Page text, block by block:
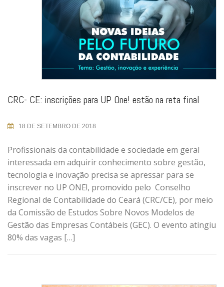
CRC- CE: inscrições para UP One! estão na reta final
18 DE SETEMBRO DE 2018
Profissionais da contabilidade e sociedade em geral
interessada em adquirir conhecimento sobre gestão,
tecnologia e inovação precisa se apressar para se
inscrever no UP ONE!, promovido pelo Conselho
Regional de Contabilidade do Ceará (CRC/CE), por meio
da Comissão de Estudos Sobre Novos Modelos de
Gestão das Empresas Contábeis (GEC). O evento atingiu
80% das vagas […]